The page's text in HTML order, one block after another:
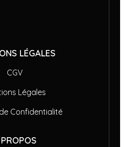
LÉGALES
CGV
Légales
Confidentialité